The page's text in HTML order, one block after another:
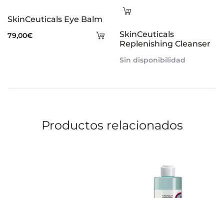
Añadir
carrito
SkinCeuticals Eye Balm
79,00€
Leer
SkinCeuticals
Replenishing Cleanser
Sin disponibilidad
Productos relacionados